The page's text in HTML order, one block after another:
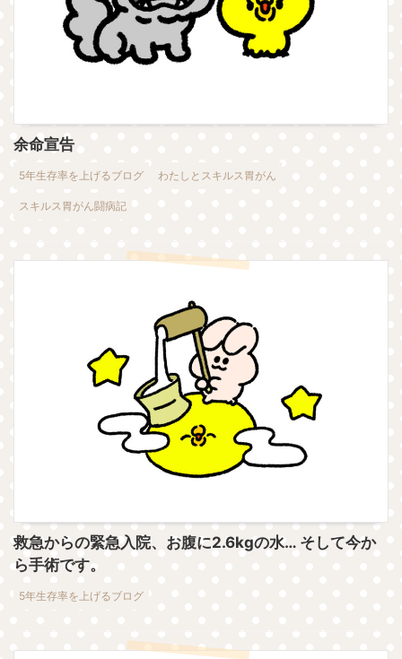
余命宣告
5年生存率を上げるブログ わたしとスキルス胃がん
スキルス胃がん闘病記
救急からの緊急入院、お腹に2.6kgの水… そして今か
ら手術です。
5年生存率を上げるブログ